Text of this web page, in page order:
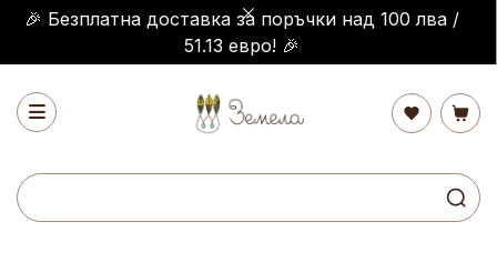
🎉 Безплатна доставка за поръчки над 100 лва /
51.13 евро! 🎉